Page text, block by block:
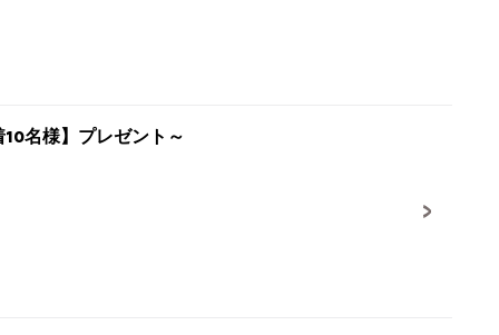
名様】プレゼント～